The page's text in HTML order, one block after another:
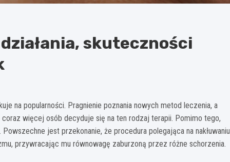
skuteczności
na popularności. Pragnienie poznania nowych metod leczenia, a
więcej osób decyduje się na ten rodzaj terapii. Pomimo tego,
jest przekonanie, że procedura polegająca na nakłuwaniu
przywracając mu równowagę zaburzoną przez różne schorzenia.